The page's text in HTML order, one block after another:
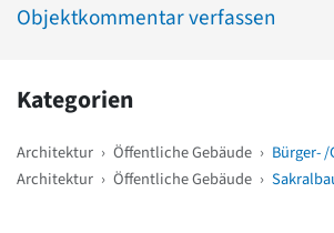
Objektkommentar verfassen
Kategorien
Architektur › Öffentliche Gebäude › Bürger-
Architektur › Öffentliche Gebäude ›